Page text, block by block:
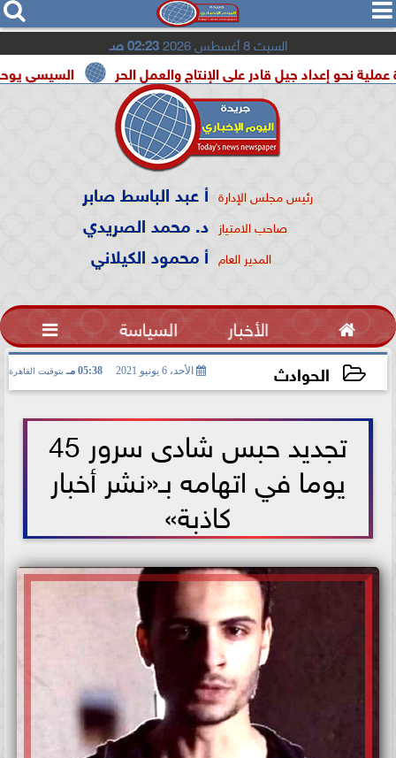
  
السبت 8 أغسطس 2026 02:23 صـ
السيسي يوحد السودان جيل قادر على الإنتاج والعمل الحر
رئيس مجلس الإدارة أ عبد الباسط صابر
صاحب الامتياز د. محمد الصريدي
المدير العام أ محمود الكيلاني
 الأخبار السياسة 
الحوادث الأحد، 6 يونيو 2021 05:38 مـ بتوقيت القاهرة
تجديد حبس شادى سرور 45
يوما في اتهامه بـ«نشر أخبار
كاذبة»